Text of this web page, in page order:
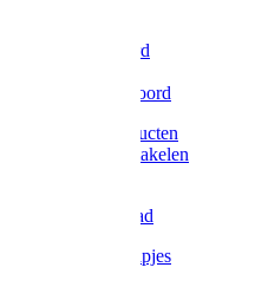
Metselkoord
Elastisch koord
Afdekproducten
Heffen en takelen
Waslijndraad
Simplexknipjes